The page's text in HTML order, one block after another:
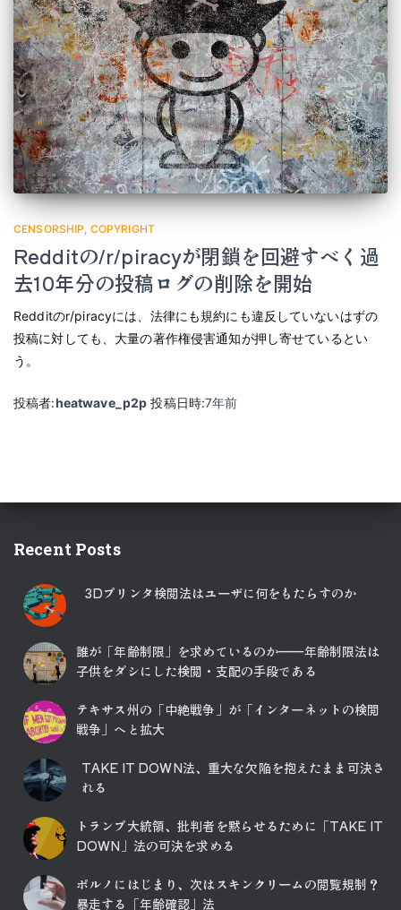
CENSORSHIP COPYRIGHT
Redditの/r/piracyが閉鎖を回避すべく過
去10年分の投稿ログの削除を開始
Redditのr/piracyには、法律にも規約にも違反していないはずの
投稿に対しても、大量の著作権侵害通知が押し寄せているとい
う。
投稿者:heatwave_p2p 投稿日時:7年前
Recent Posts
3Dプリンタ検閲法はユーザに何をもたらすのか
誰が「年齢制限」を求めているのか――年齢制限法は
子供をダシにした検閲・支配の手段である
テキサス州の「中絶戦争」が「インターネットの検閲
戦争」へと拡大
TAKE IT DOWN法、重大な欠陥を抱えたまま可決さ
れる
トランプ大統領、批判者を黙らせるために「TAKE IT
DOWN」法の可決を求める
ポルノにはじまり、次はスキンクリームの閲覧規制？
暴走する「年齢確認」法